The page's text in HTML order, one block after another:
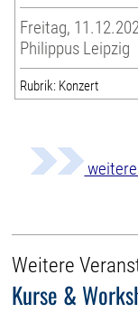
Freitag,
Philippus Leipzig
Rubrik: Konzert
Weitere
Kurse &